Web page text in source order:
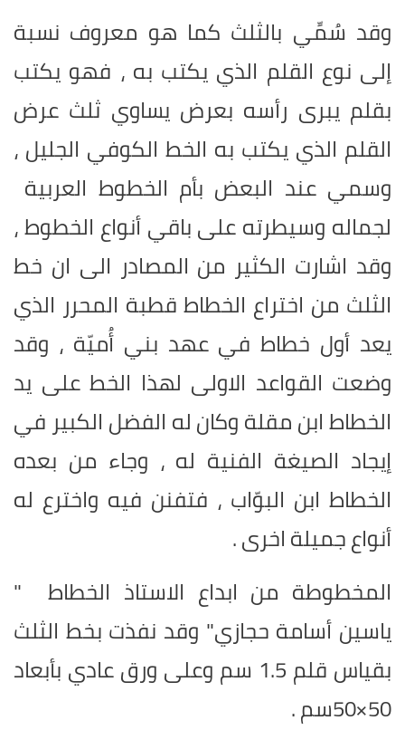
وقد سُمِّي بالثلث كما هو معروف نسبة
إلى نوع القلم الذي يكتب به ، فهو يكتب
بقلم يبرى رأسه بعرض يساوي ثلث عرض
القلم الذي يكتب به الخط الكوفي الجليل ،
وسمي عند البعض بأم الخطوط العربية
لجماله وسيطرته على باقي أنواع الخطوط ،
وقد اشارت الكثير من المصادر الى ان خط
الثلث من اختراع الخطاط قطبة المحرر الذي
يعد أول خطاط في عهد بني أُميّة ، وقد
وضعت القواعد الاولى لهذا الخط على يد
الخطاط ابن مقلة وكان له الفضل الكبير في
إيجاد الصيغة الفنية له ، وجاء من بعده
الخطاط ابن البوّاب ، فتفنن فيه واخترع له
أنواع جميلة اخرى .
المخطوطة من ابداع الاستاذ الخطاط "
ياسين أسامة حجازي" وقد نفذت بخط الثلث
بقياس قلم 1.5 سم وعلى ورق عادي بأبعاد
50×50سم .